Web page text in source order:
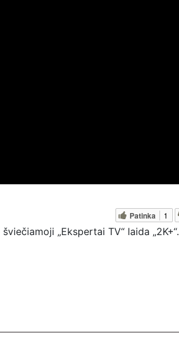
Patinka 1
„Ekspertai TV“ laida „2K+“.
būdais: